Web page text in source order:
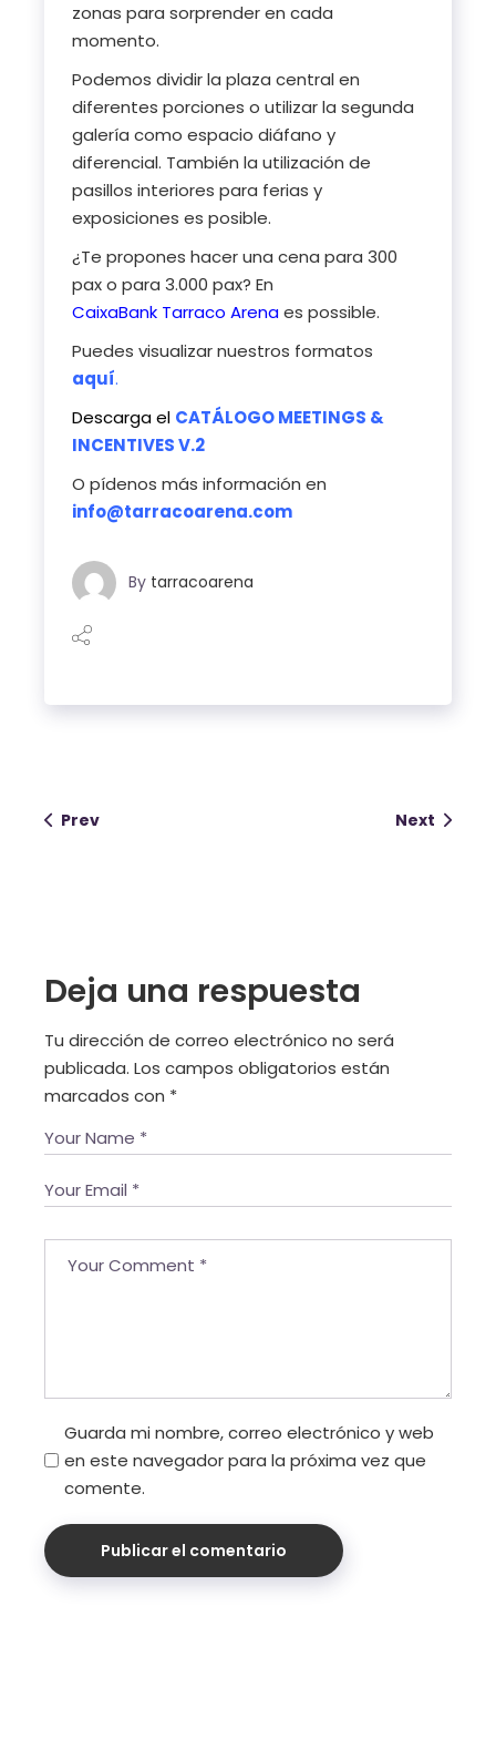
zonas para sorprender en cada
momento.
Podemos dividir la plaza central en
diferentes porciones o utilizar la segunda
galería como espacio diáfano y
diferencial. También la utilización de
pasillos interiores para ferias y
exposiciones es posible.
¿Te propones hacer una cena para 300
pax o para 3.000 pax? En
CaixaBank Tarraco Arena es possible.
Puedes visualizar nuestros formatos
aquí.
Descarga el CATÁLOGO MEETINGS &
INCENTIVES V.2
O pídenos más información en
info@tarracoarena.com
By tarracoarena
Prev Next
Deja una respuesta
Tu dirección de correo electrónico no será
publicada. Los campos obligatorios están
marcados con *
Guarda mi nombre, correo electrónico y web
en este navegador para la próxima vez que
comente.
Publicar el comentario